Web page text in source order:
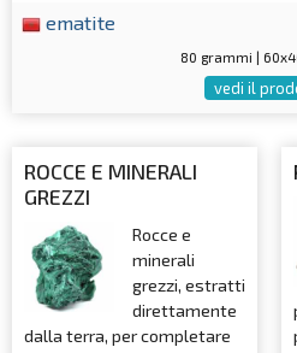
ematite
80 grammi |
vedi il
ROCCE E MINERALI
GREZZI
Rocce e
minerali
grezzi, estratti
direttamente
dalla terra, per completare